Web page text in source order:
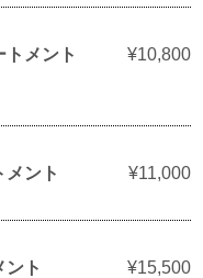
トメント ¥10,800
メント ¥11,000
ント ¥15,500